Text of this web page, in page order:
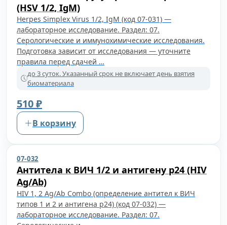
(HSV 1/2, IgM)
Herpes Simplex Virus 1/2, IgM (код 07-031) —
лабораторное исследование. Раздел: 07.
Серологические и иммунохимические исследования.
Подготовка зависит от исследования — уточните
правила перед сдачей …
до 3 суток. Указанный срок не включает день взятия
биоматериала
510 ₽
В корзину
07-032
Антитела к ВИЧ 1/2 и антигену p24 (HIV
Ag/Ab)
HIV 1, 2 Ag/Ab Combo (определение антител к ВИЧ
типов 1 и 2 и антигена p24) (код 07-032) —
лабораторное исследование. Раздел: 07.